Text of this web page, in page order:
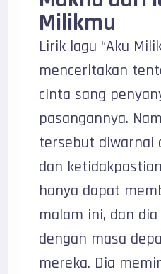
Milikmu
Lirik lagu “Aku
menceritakan
cinta sang
pasangannya.
tersebut diwarnai
dan
hanya dapat
malam ini, dan
dengan masa
mereka. Dia